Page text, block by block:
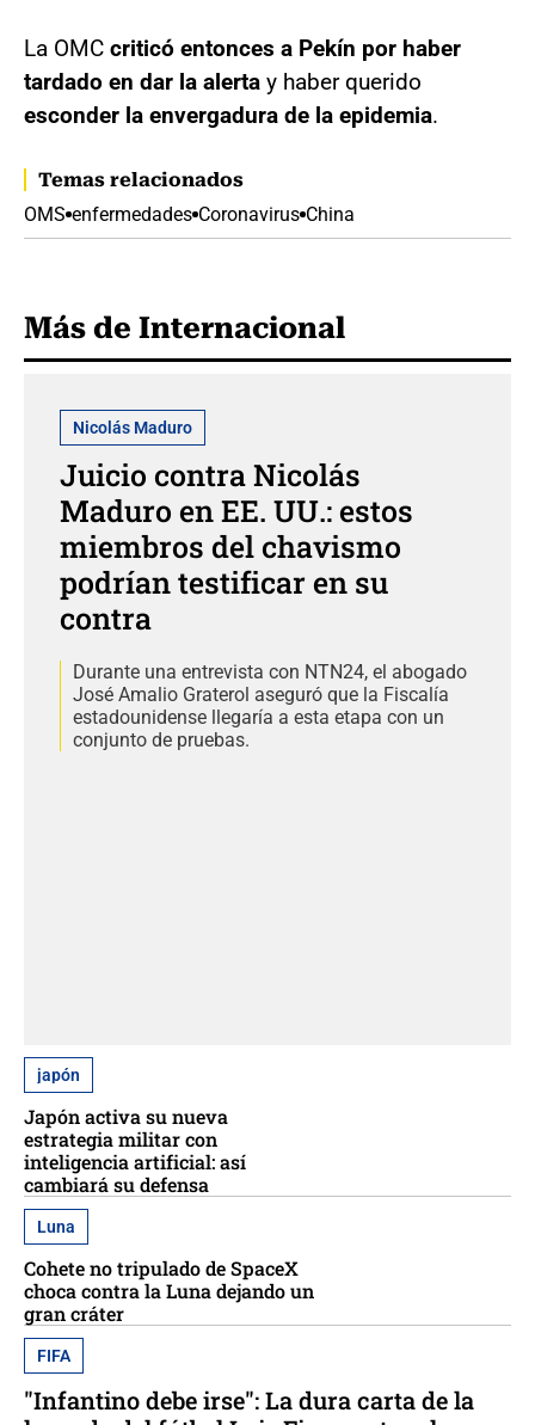
La OMC criticó entonces a Pekín por haber
tardado en dar la alerta y haber querido
esconder la envergadura de la epidemia.
Temas relacionados
OMS enfermedades Coronavirus China
Más de Internacional
Nicolás Maduro
Juicio contra Nicolás
Maduro en EE. UU.: estos
miembros del chavismo
podrían testificar en su
contra
Durante una entrevista con NTN24, el abogado
José Amalio Graterol aseguró que la Fiscalía
estadounidense llegaría a esta etapa con un
conjunto de pruebas.
japón
Japón activa su nueva
estrategia militar con
inteligencia artificial: así
cambiará su defensa
Luna
Cohete no tripulado de SpaceX
choca contra la Luna dejando un
gran cráter
FIFA
"Infantino debe irse": La dura carta de la